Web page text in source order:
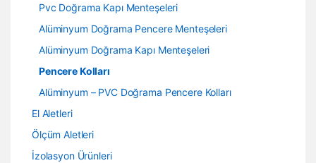
Pvc Doğrama Kapı Menteşeleri
Alüminyum Doğrama Pencere Menteşeleri
Alüminyum Doğrama Kapı Menteşeleri
Pencere Kolları
Alüminyum – PVC Doğrama Pencere Kolları
El Aletleri
Ölçüm Aletleri
İzolasyon Ürünleri